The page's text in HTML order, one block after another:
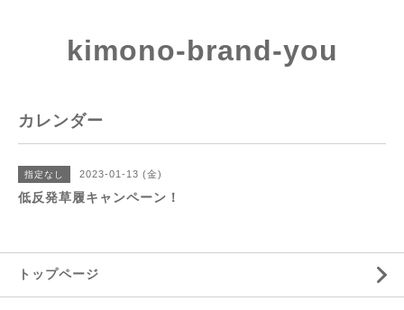
kimono-brand-you
カレンダー
指定なし 2023-01-13 (金)
低反発草履キャンペーン！
トップページ